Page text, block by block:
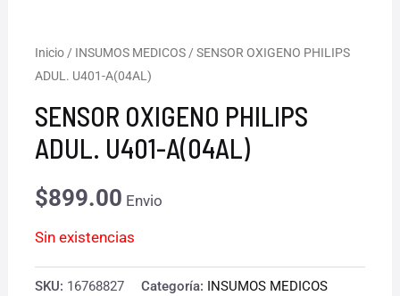
Inicio / INSUMOS MEDICOS / SENSOR OXIGENO PHILIPS
ADUL. U401-A(04AL)
SENSOR OXIGENO PHILIPS
ADUL. U401-A(04AL)
$899.00 Envio
Sin existencias
SKU: 16768827 Categoría: INSUMOS MEDICOS